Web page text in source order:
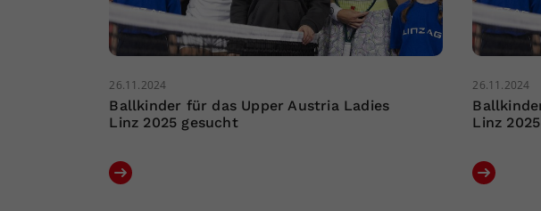
26.11.2024
Ballkinder für das Upper Austria Ladies
Linz 2025 gesucht
26.11.2024
Linz